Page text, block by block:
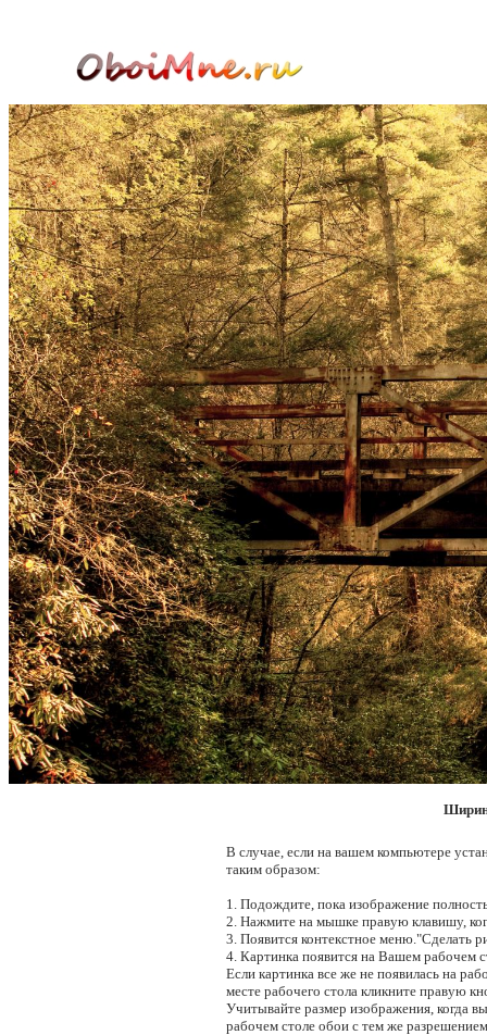
В случае, если на вашем компьютере
таким образом:
1. Подождите, пока изображение
2. Нажмите на мышке правую клавишу,
3. Появится контекстное меню."Сделать
4. Картинка появится на Вашем рабочем
Если картинка все же не появилась на
месте рабочего стола кликните правую
Учитывайте размер изображения, когда
рабочем столе обои с тем же